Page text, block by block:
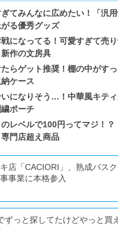
てみんなに広めたい！「汎
る優秀グッズ
になってる！可愛すぎて売
作の文房具
らゲット推奨！棚の中がす
ケース
いになりそう…！中華風キテ
ポーチ
レベルで100円ってマジ！？
門店超え商品
店「CACIORI」、熟成バス
事業に本格参入
ずっと探してたけどやっと買